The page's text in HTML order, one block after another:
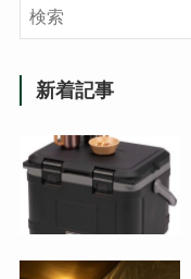
新着記事